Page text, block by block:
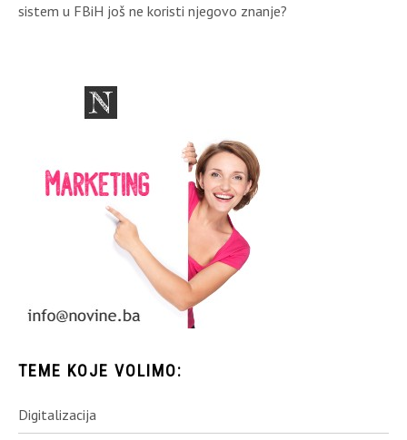
sistem u FBiH još ne koristi njegovo znanje?
TEME KOJE VOLIMO:
Digitalizacija